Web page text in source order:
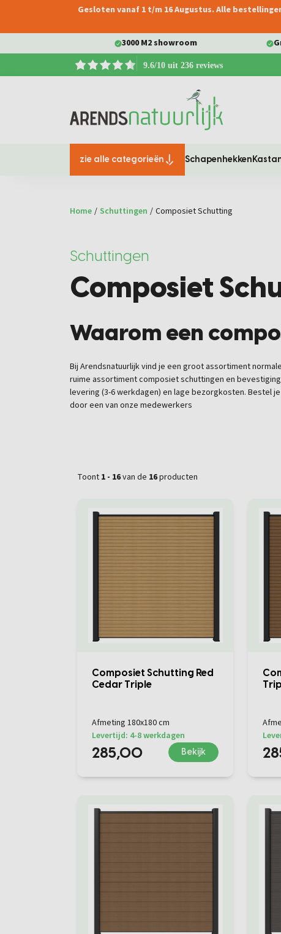
Ga naar de hoofdnavigatie
Gesloten vanaf 1 t/m 16 Augustus. Alle
3000 M2 showroom
9.6/10 uit 236 reviews
zie alle categorieën Schapenhekken
Home / Schuttingen / Composiet Schutting
Schuttingen
Composiet
Waarom een
Bij Arendsnatuurlijk vind je een groot assortiment
ruime assortimentcomposiet schuttingen en
levering (3-6 werkdagen) en lage bezorgkosten. Bestel
door een van onze medewerkers
Toont 1 - 16van de 16producten
Composiet Schutting Red
Cedar Triple
Afmeting 180x180 cm
Levertijd: 4-8 werkdagen
285,00 Bekijk